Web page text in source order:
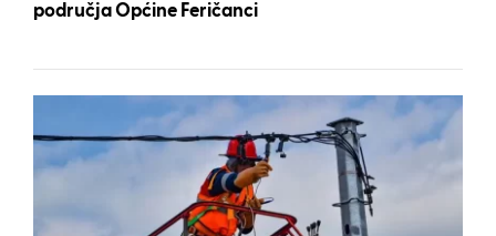
područja Općine Feričanci